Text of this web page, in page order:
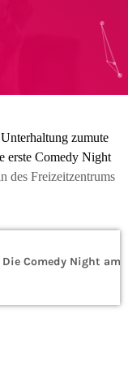
zumute
erste Comedy Night
des Freizeitzentrums